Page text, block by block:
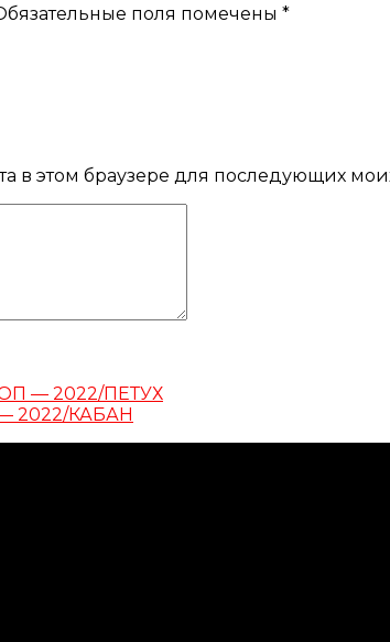
поля помечены *
в этом браузере для последующих
— 2022/ПЕТУХ
2022/КАБАН